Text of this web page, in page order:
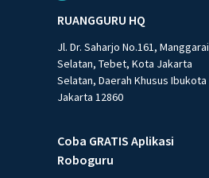
RUANGGURU HQ
Jl. Dr. Saharjo No.161, Manggarai
Selatan, Tebet, Kota Jakarta
Selatan, Daerah Khusus Ibukota
Jakarta 12860
Coba GRATIS Aplikasi
Roboguru